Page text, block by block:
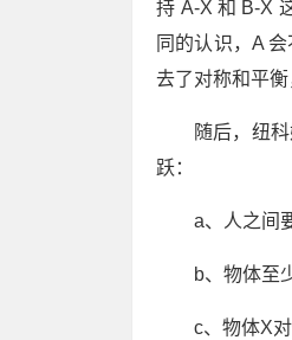
持 A-X 和 B-X
同的认识，A
去了对称和平衡
随后，纽
跃：
a、人之间
b、物体至
c、物体X